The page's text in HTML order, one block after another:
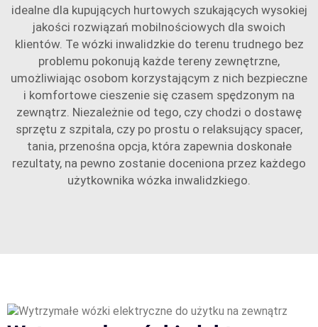
idealne dla kupujących hurtowych szukających wysokiej
jakości rozwiązań mobilnościowych dla swoich
klientów. Te wózki inwalidzkie do terenu trudnego bez
problemu pokonują każde tereny zewnętrzne,
umożliwiając osobom korzystającym z nich bezpieczne
i komfortowe cieszenie się czasem spędzonym na
zewnątrz. Niezależnie od tego, czy chodzi o dostawę
sprzętu z szpitala, czy po prostu o relaksujący spacer,
tania, przenośna opcja, która zapewnia doskonałe
rezultaty, na pewno zostanie doceniona przez każdego
użytkownika wózka inwalidzkiego.